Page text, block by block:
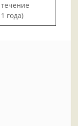
течение
1 года)